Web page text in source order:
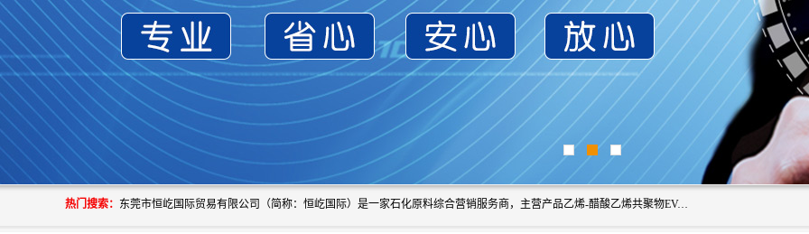
热门搜索： 东莞市恒屹国际贸易有限公司（简称：恒屹国际）是一家石化原料综合营销服务商，主营产品乙烯-醋酸乙烯共聚物EVA、聚酰胺PA（尼龙）、醚酯型热塑弹性体TPEE等，公司秉承以市场为导向的战略思想，致力于大宗石化原料在中国市场的营销服务业务，为客户提供一站式的全面服务。